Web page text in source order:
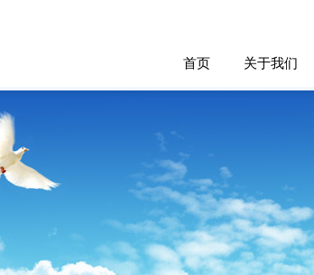
首页 关于我们